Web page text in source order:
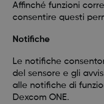
Affinché funzioni
consentire questi
Notifiche
Le notifiche
del sensore e gli
alle notifiche di
Dexcom ONE.